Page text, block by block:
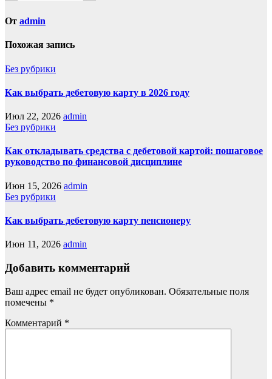
От admin
Похожая запись
Без рубрики
Как выбрать дебетовую карту в 2026 году
Июл 22, 2026 admin
Без рубрики
Как откладывать средства с дебетовой картой: пошаговое
руководство по финансовой дисциплине
Июн 15, 2026 admin
Без рубрики
Как выбрать дебетовую карту пенсионеру
Июн 11, 2026 admin
Добавить комментарий
Ваш адрес email не будет опубликован. Обязательные поля
помечены *
Комментарий *